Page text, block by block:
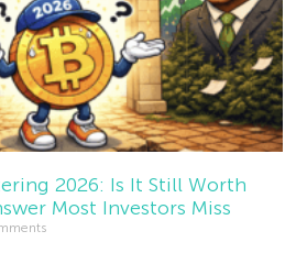
2026: Is It Still Worth
Most Investors Miss